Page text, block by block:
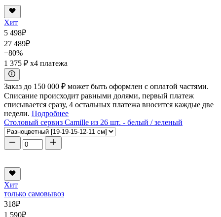
Хит
5 498₽
27 489₽
−80%
1 375 ₽ x4 платежа
Заказ до 150 000 ₽ может быть оформлен с оплатой частями.
Списание происходит равными долями, первый платеж
списывается сразу, 4 остальных платежа вносится каждые две
недели. Подробнее
Столовый сервиз Camille из 26 шт. - белый / зеленый
Хит
только самовывоз
318₽
1 590₽